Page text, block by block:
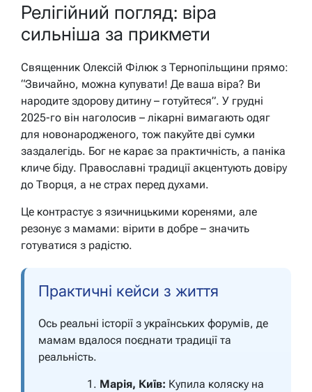
Релігійний погляд: віра
сильніша за прикмети
Священник Олексій Філюк з Тернопільщини прямо:
“Звичайно, можна купувати! Де ваша віра? Ви
народите здорову дитину – готуйтеся”. У грудні
2025-го він наголосив – лікарні вимагають одяг
для новонародженого, тож пакуйте дві сумки
заздалегідь. Бог не карає за практичність, а паніка
кличе біду. Православні традиції акцентують довіру
до Творця, а не страх перед духами.
Це контрастує з язичницькими коренями, але
резонує з мамами: вірити в добре – значить
готуватися з радістю.
Практичні кейси з життя
Ось реальні історії з українських форумів, де
мамам вдалося поєднати традиції та
реальність.
Марія, Київ: Купила коляску на